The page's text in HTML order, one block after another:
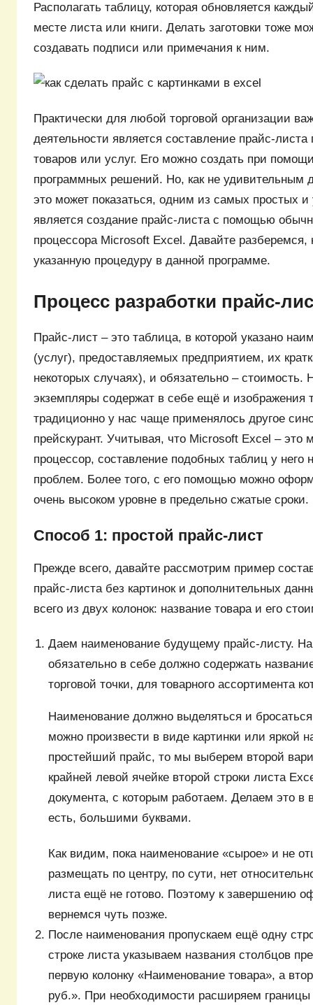
Располагать таблицу, которая обновляется
месте листа или книги. Делать заготовки тоже
создавать подписи или примечания к ним.
Практически для любой торговой организации
деятельности является составление прайс-
товаров или услуг. Его можно создать при
программных решений. Но, как не удивительным
это может показаться, одним из самых простых
является создание прайс-листа с помощью
процессора Microsoft Excel. Давайте разберемся,
указанную процедуру в данной программе.
Процесс разработки прайс-
Прайс-лист – это таблица, в которой указано
(услуг), предоставляемых предприятием, их
некоторых случаях), и обязательно – стоимость.
экземпляры содержат в себе ещё и изображения
традиционно у нас чаще применялось другое
прейскурант. Учитывая, что Microsoft Excel –
процессор, составление подобных таблиц у него
проблем. Более того, с его помощью можно
очень высоком уровне в предельно сжатые сроки.
Способ 1: простой прайс-лист
Прежде всего, давайте рассмотрим пример
прайс-листа без картинок и дополнительных
всего из двух колонок: название товара и его
Даем наименование будущему прайс-листу.
обязательно в себе должно содержать
торговой точки, для товарного ассортимента
Наименование должно выделяться и
можно произвести в виде картинки или яркой
простейший прайс, то мы выберем второй
крайней левой ячейке второй строки листа
документа, с которым работаем. Делаем это в
есть, большими буквами.
Как видим, пока наименование «сырое» и не
размещать по центру, по сути, нет
листа ещё не готово. Поэтому к завершению
вернемся чуть позже.
После наименования пропускаем ещё одну
строке листа указываем названия столбцов
первую колонку «Наименование товара», а
руб.». При необходимости расширяем границы